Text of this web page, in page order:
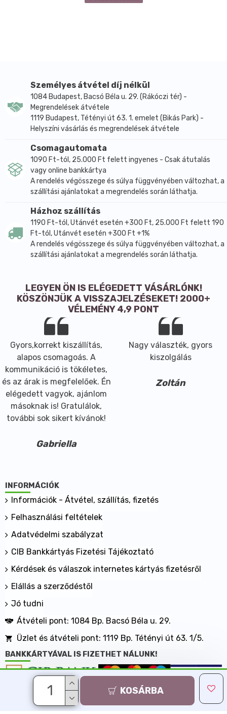
KOSÁRBA
A terméket magában fogyasztva vagy müzlik,
sütemények, töltelékek készítéséhez ajánljuk.
Fénytől védett, száraz, hűvös helyen tárolandó.
A termék földimogyorót, kesudiót, mandulabelet, kén-
felhasználó üzemben készült.
Átlagos tápérték 100g termékben 1 adagban (50g):
Energia kJ 1929 kJ 968 kJ
20 g 10 g
amelyből telített zsírsavak 2,0 g 1,0 g
Szénhidrát 58 g 29 g
amelyből cukrok 42 g
21 g
0,03 g 0,02 g
A termék kizárólag a nátrium természetes jelenléte
miatt tartalmaz sót.
Személyes átvétel díj nélkül
1084 Budapest, Bacsó Béla u. 29. (Rákóczi tér) -
Megrendelések átvétele
1119 Budapest, Tétényi út 63. 1. emelet (Bikás Park) -
Helyszíni vásárlás és megrendelések átvétele
Csomagautomata
1090 Ft-tól, 25.000 Ft felett ingyenes - Csak átutalás
vagy online bankkártya
A rendelés végösszege és súlya függvényében változhat, a
szállítási ajánlatokat a megrendelés során láthatja.
Házhoz szállítás
1190 Ft-tól, Utánvét esetén +300 Ft, 25.000 Ft felett 190
Ft-tól, Utánvét esetén +300 Ft +1%
A rendelés végösszege és súlya függvényében változhat, a
szállítási ajánlatokat a megrendelés során láthatja.
LEGYEN ÖN IS ELÉGEDETT VÁSÁRLÓNK!
KÖSZÖNJÜK A VISSZAJELZÉSEKET! 2000+
VÉLEMÉNY 4,9 PONT
Gyors,korrekt kiszállítás,
alapos csomagoás. A
kommunikáció is tökéletes,
és az árak is megfelelőek. Én
elégedett vagyok, ajánlom
másoknak is! Gratulálok,
további sok sikert kívánok!
Gabriella
Nagy választék, gyors
kiszolgálás
Zoltán
INFORMÁCIÓK
Információk - Átvétel, szállítás, fizetés
Felhasználási feltételek
Adatvédelmi szabályzat
CIB Bankkártyás Fizetési Tájékoztató
Kérdések és válaszok internetes kártyás fizetésről
Elállás a szerződéstől
Jó tudni
Átvételi pont: 1084 Bp. Bacsó Béla u. 29.
Üzlet és átvételi pont: 1119 Bp. Tétényi út 63. 1/5.
BANKKÁRTYÁVAL IS FIZETHET NÁLUNK!
Minden jog fenntartva, MaxShopping Kft. 2013-2026
Árukereső.hu